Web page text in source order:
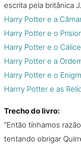
escrita pela britânica
Harry Potter e a
Harry Potter e o
Harry Potter e o
Harry Potter e a
Harry Potter e o
Harrry Potter e as
Trecho do livro:
“Então tínhamos
tentando obrigar